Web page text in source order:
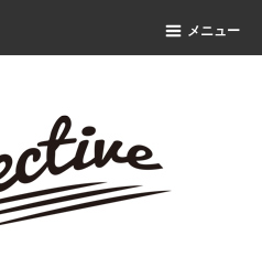
メニュー